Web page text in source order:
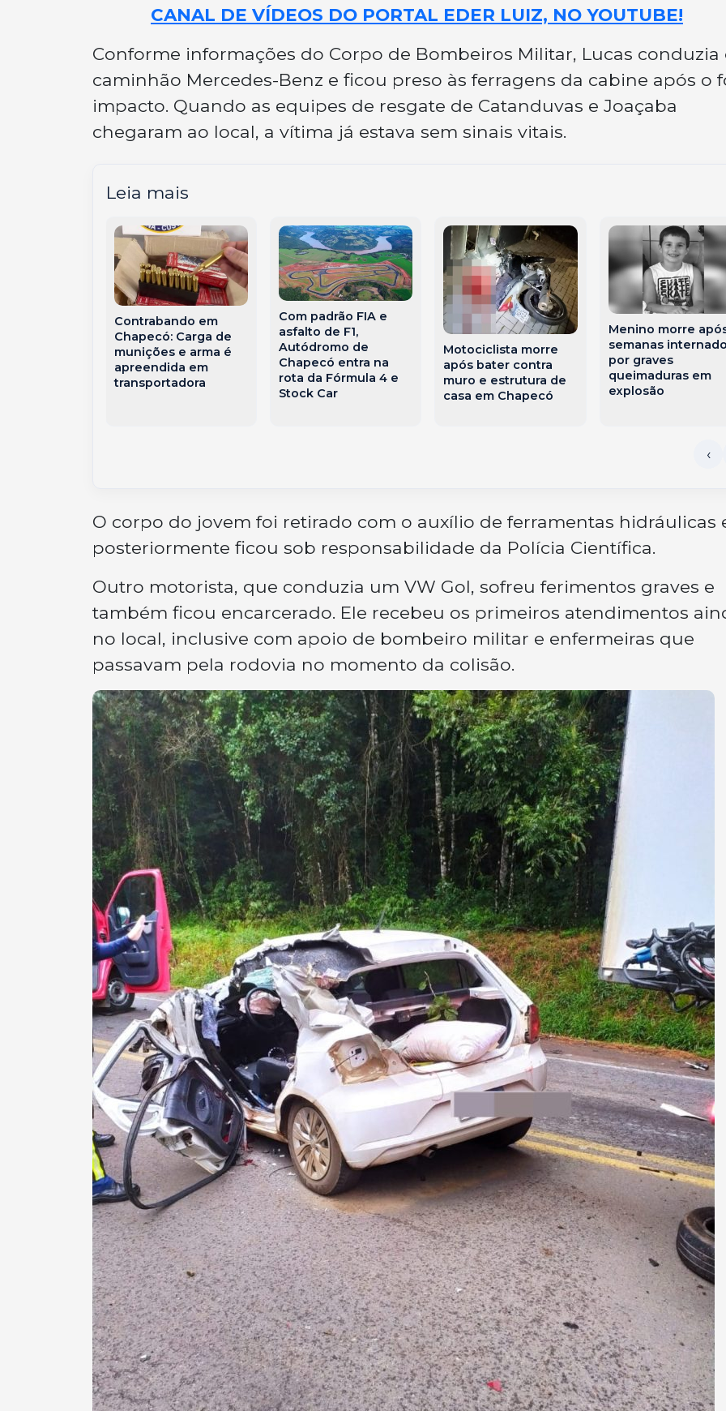
CANAL DE VÍDEOS DO PORTAL EDER LUIZ, NO YOUTUBE!
Conforme informações do Corpo de Bombeiros Militar, Lucas conduzia
caminhão Mercedes-Benz e ficou preso às ferragens da cabine após o
impacto. Quando as equipes de resgate de Catanduvas e Joaçaba
chegaram ao local, a vítima já estava sem sinais vitais.
Leia mais
Contrabando em
Chapecó: Carga de
munições e arma é
apreendida em
transportadora
Com padrão FIA e
asfalto de F1,
Autódromo de
Chapecó entra na
rota da Fórmula 4 e
Stock Car
Motociclista morre
após bater contra
muro e estrutura de
casa em Chapecó
Menino morre
semanas internado
por graves
queimaduras em
explosão
O corpo do jovem foi retirado com o auxílio de ferramentas hidráulicas
posteriormente ficou sob responsabilidade da Polícia Científica.
Outro motorista, que conduzia um VW Gol, sofreu ferimentos graves e
também ficou encarcerado. Ele recebeu os primeiros atendimentos
no local, inclusive com apoio de bombeiro militar e enfermeiras que
passavam pela rodovia no momento da colisão.